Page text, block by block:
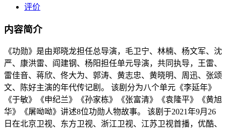
评价
内容简介
《功勋》是由郑晓龙担任总导演，毛卫宁、林楠、杨文军、沈
严、康洪雷、阎建钢、杨阳担任单元导演，共同执导，王雷、
雷佳音、蒋欣、佟大为、郭涛、黄志忠、黄晓明、周迅、张颂
文、陈好主演的年代传记剧。 该剧分为八个单元《李延年》
《于敏》《申纪兰》《孙家栋》《张富清》《袁隆平》《黄旭
华》《屠呦呦》讲述8位功勋人物故事。 该剧于2021年9月26
日在北京卫视、东方卫视、浙江卫视、江苏卫视首播，优酷、